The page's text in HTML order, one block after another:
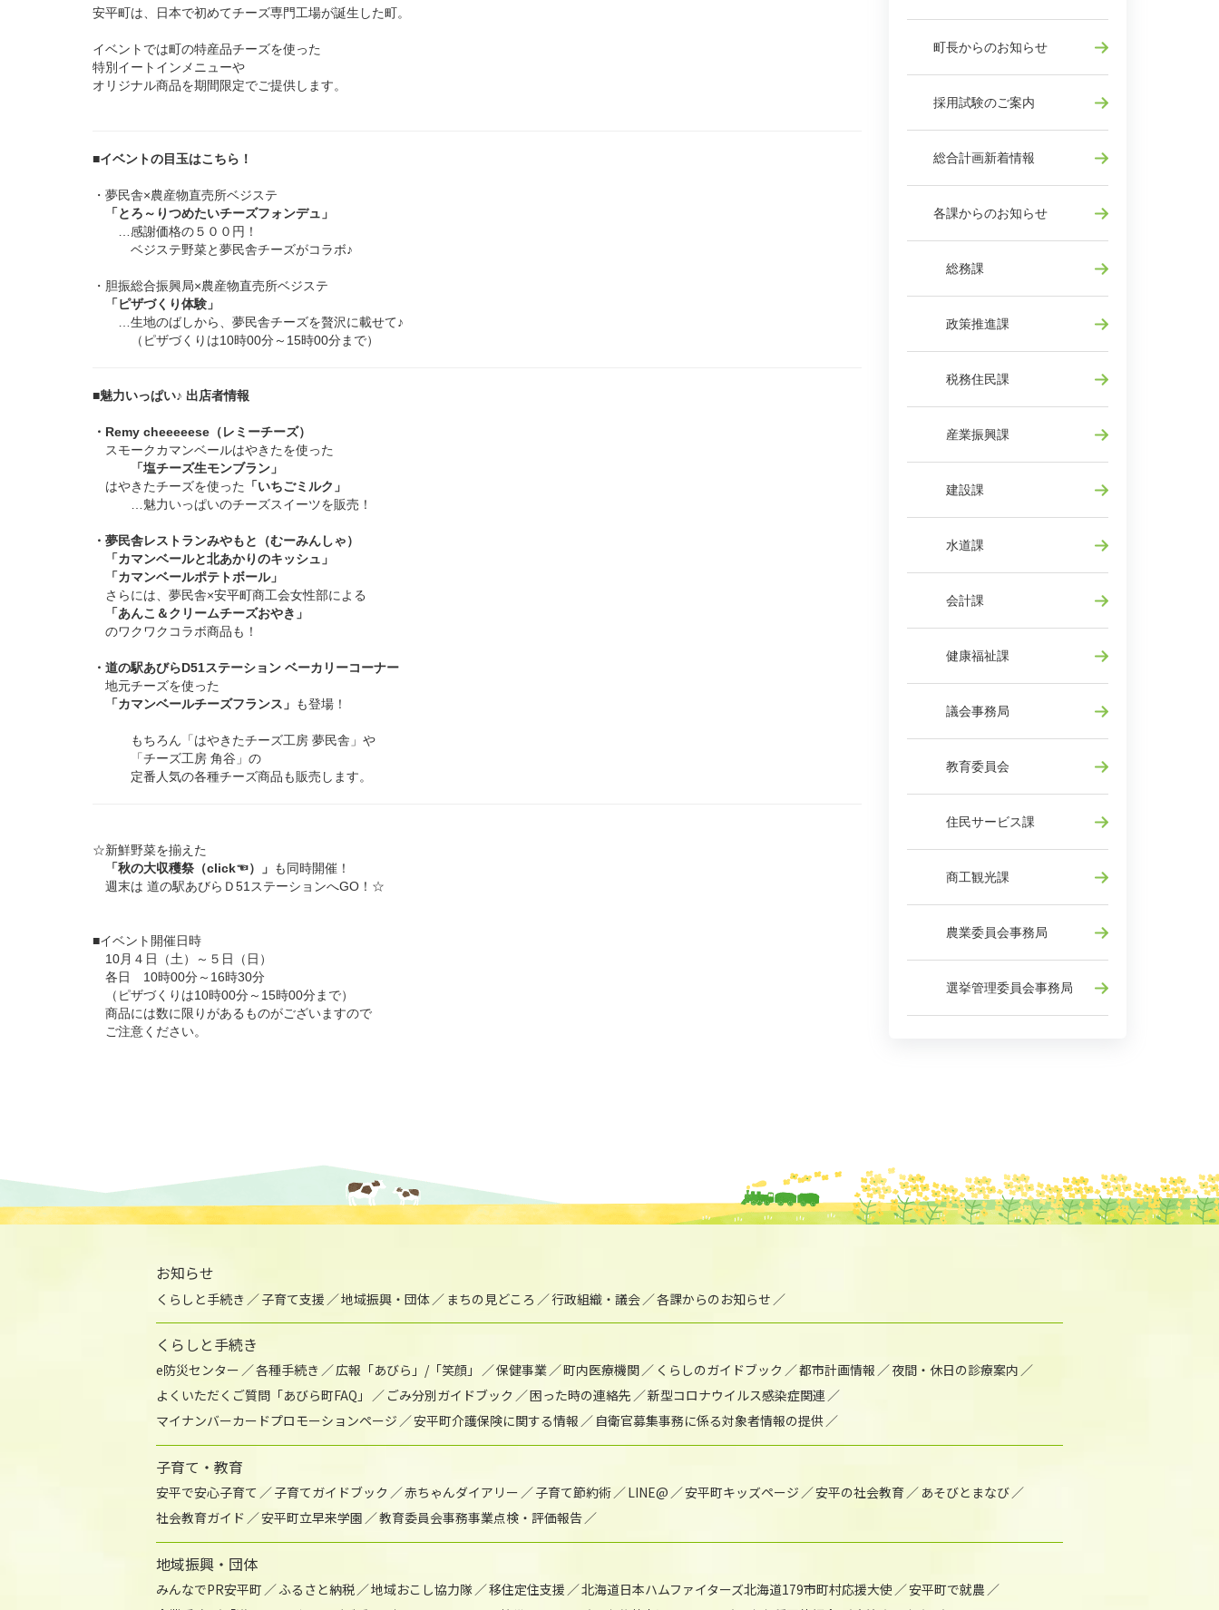
安平町は、日本で初めてチーズ専門工場が誕生した町。
イベントでは町の特産品チーズを使った
特別イートインメニューや
オリジナル商品を期間限定でご提供します。
■イベントの目玉はこちら！
・夢民舎×農産物直売所ベジステ
「とろ～りつめたいチーズフォンデュ」
…感謝価格の５００円！
ベジステ野菜と夢民舎チーズがコラボ♪
・胆振総合振興局×農産物直売所ベジステ
「ピザづくり体験」
…生地のばしから、夢民舎チーズを贅沢に載せて♪
（ピザづくりは10時00分～15時00分まで）
■魅力いっぱい♪ 出店者情報
・Remy cheeeeese（レミーチーズ）
スモークカマンベールはやきたを使った
「塩チーズ生モンブラン」
はやきたチーズを使った
「いちごミルク」
…魅力いっぱいのチーズスイーツを販売！
・夢民舎レストランみやもと（むーみんしゃ）
「カマンベールと北あかりのキッシュ」
「カマンベールポテトボール」
さらには、夢民舎×安平町商工会女性部による
「あんこ＆クリームチーズおやき」
のワクワクコラボ商品も！
・道の駅あびらD51ステーション ベーカリーコーナー
地元チーズを使った
「カマンベールチーズフランス」 も登場！
もちろん「はやきたチーズ工房 夢民舎」や
「チーズ工房 角谷」の
定番人気の各種チーズ商品も販売します。
☆新鮮野菜を揃えた
「秋の大収穫祭（click☜）」 も同時開催！
週末は 道の駅あびらＤ51ステーションへGO！☆
■イベント開催日時
10月４日（土）～５日（日）
各日 10時00分～16時30分
（ピザづくりは10時00分～15時00分まで）
商品には数に限りがあるものがございますので
ご注意ください。
町長からのお知らせ
採用試験のご案内
総合計画新着情報
各課からのお知らせ
総務課
政策推進課
税務住民課
産業振興課
建設課
水道課
会計課
健康福祉課
議会事務局
教育委員会
住民サービス課
商工観光課
農業委員会事務局
選挙管理委員会事務局
お知らせ
くらしと手続き 子育て支援 地域振興・団体 まちの見どころ 行政組織・議会 各課からのお知らせ
くらしと手続き
e防災センター 各種手続き 広報「あびら」/「笑顔」 保健事業 町内医療機関 くらしのガイドブック 都市計画情報
夜間・休日の診療案内
よくいただくご質問「あびら町FAQ」
ごみ分別ガイドブック 困った時の連絡先
新型コロナウイルス感染症関連
マイナンバーカードプロモーションページ
安平町介護保険に関する情報 自衛官募集事務に係る対象者情報の提供
子育て・教育
安平で安心子育て 子育てガイドブック 赤ちゃんダイアリー 子育て節約術 LINE@ 安平町キッズページ 安平の社会教育
あそびとまなび
社会教育ガイド
安平町立早来学園 教育委員会事務事業点検・評価報告
地域振興・団体
みんなでPR安平町 ふるさと納税 地域おこし協力隊 移住定住支援 北海道日本ハムファイターズ北海道179市町村応援大使
安平町で就農